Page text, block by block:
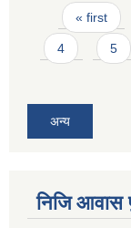
Pages
« first
4 5
अन्य
निजि आवास